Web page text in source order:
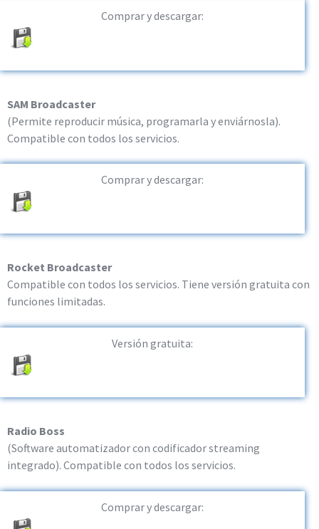
Comprar y descargar:
SAM Broadcaster
(Permite reproducir música, programarla y enviárnosla).
Compatible con todos los servicios.
Comprar y descargar:
Rocket Broadcaster
Compatible con todos los servicios. Tiene versión gratuita con
funciones limitadas.
Versión gratuita:
Radio Boss
(Software automatizador con codificador streaming
integrado). Compatible con todos los servicios.
Comprar y descargar: